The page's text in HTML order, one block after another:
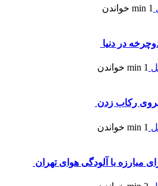
1 min
خواندن
در دنیا
1 min
خواندن
رکاب زدن
1 min
خواندن
مبارزه با آلودگی هوای تهران